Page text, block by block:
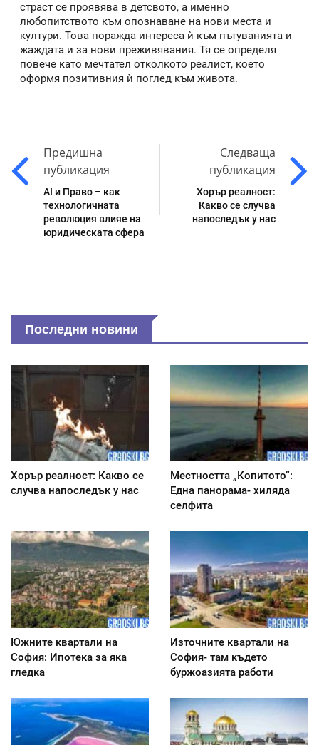
страст се проявява в детсвото, а именно
любопитството към опознаване на нови места и
култури. Това поражда интереса ѝ към пътуванията и
жаждата и за нови преживявания. Тя се определя
повече като мечтател отколкото реалист, което
оформя позитивния ѝ поглед към живота.
Предишна
публикация
AI и Право – как
технологичната
революция влияе на
юридическата сфера
Следваща
публикация
Хорър реалност:
Какво се случва
напоследък у нас
Последни новини
Хорър реалност: Какво се
случва напоследък у нас
Местността „Копитото“:
Една панорама- хиляда
селфита
Южните квартали на
София: Ипотека за яка
гледка
Източните квартали на
София- там където
буржоазията работи